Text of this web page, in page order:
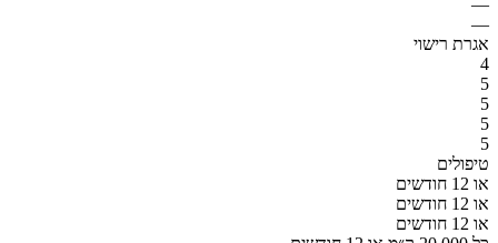
—
אגרת רישוי
4
5
5
5
5
טיפולים
או 12 חודשים
או 12 חודשים
או 12 חודשים